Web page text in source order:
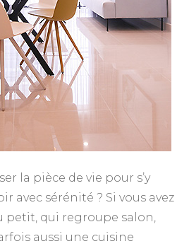
la pièce de vie pour s’y
avec sérénité ? Si vous avez
petit, qui regroupe salon,
aussi une cuisine